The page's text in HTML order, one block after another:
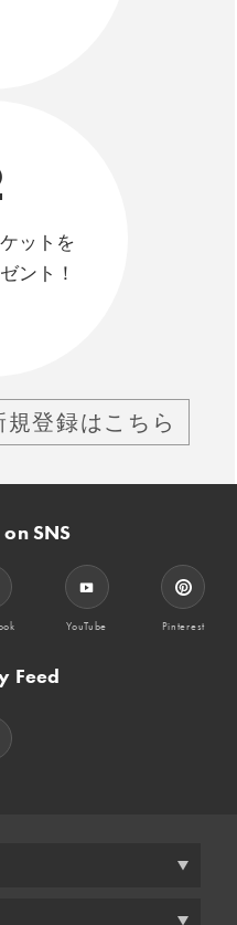
ットを
ント！
規登録はこちら
SNS
YouTube Pinterest
Feed